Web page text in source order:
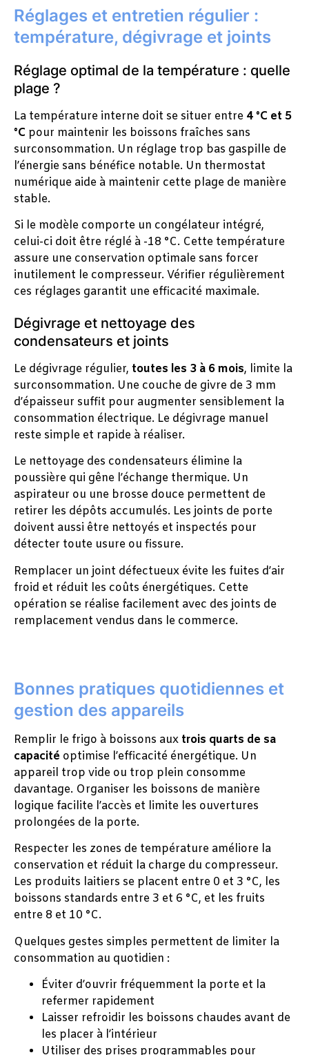
Réglages et entretien régulier :
température, dégivrage et joints
Réglage optimal de la température : quelle
plage ?
La température interne doit se situer entre 4 °C et 5
°C pour maintenir les boissons fraîches sans
surconsommation. Un réglage trop bas gaspille de
l’énergie sans bénéfice notable. Un thermostat
numérique aide à maintenir cette plage de manière
stable.
Si le modèle comporte un congélateur intégré,
celui-ci doit être réglé à -18 °C. Cette température
assure une conservation optimale sans forcer
inutilement le compresseur. Vérifier régulièrement
ces réglages garantit une efficacité maximale.
Dégivrage et nettoyage des
condensateurs et joints
Le dégivrage régulier, toutes les 3 à 6 mois, limite la
surconsommation. Une couche de givre de 3 mm
d’épaisseur suffit pour augmenter sensiblement la
consommation électrique. Le dégivrage manuel
reste simple et rapide à réaliser.
Le nettoyage des condensateurs élimine la
poussière qui gêne l’échange thermique. Un
aspirateur ou une brosse douce permettent de
retirer les dépôts accumulés. Les joints de porte
doivent aussi être nettoyés et inspectés pour
détecter toute usure ou fissure.
Remplacer un joint défectueux évite les fuites d’air
froid et réduit les coûts énergétiques. Cette
opération se réalise facilement avec des joints de
remplacement vendus dans le commerce.
Bonnes pratiques quotidiennes et
gestion des appareils
Remplir le frigo à boissons aux trois quarts de sa
capacité optimise l’efficacité énergétique. Un
appareil trop vide ou trop plein consomme
davantage. Organiser les boissons de manière
logique facilite l’accès et limite les ouvertures
prolongées de la porte.
Respecter les zones de température améliore la
conservation et réduit la charge du compresseur.
Les produits laitiers se placent entre 0 et 3 °C, les
boissons standards entre 3 et 6 °C, et les fruits
entre 8 et 10 °C.
Quelques gestes simples permettent de limiter la
consommation au quotidien :
Éviter d’ouvrir fréquemment la porte et la
refermer rapidement
Laisser refroidir les boissons chaudes avant de
les placer à l’intérieur
Utiliser des prises programmables pour